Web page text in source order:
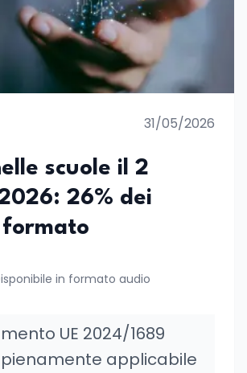
31/05/2026
scuole il 2
26% dei
in formato audio
UE 2024/1689
applicabile